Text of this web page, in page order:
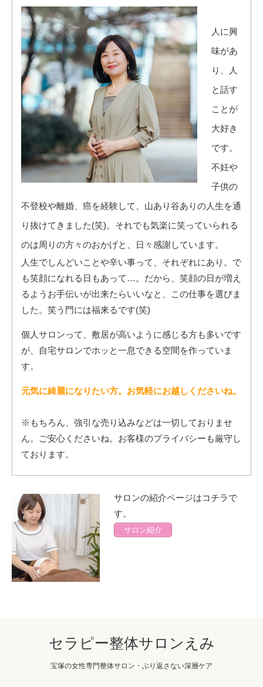
人に興
味があ
り、人
と話す
ことが
大好き
です。
不妊や
子供の
不登校や離婚、癌を経験して、山あり谷ありの人生を通
り抜けてきました(笑)。それでも気楽に笑っていられる
のは周りの方々のおかげと、日々感謝しています。
人生でしんどいことや辛い事って、それぞれにあり。で
も笑顔になれる日もあって…。だから、笑顔の日が増え
るようお手伝いが出来たらいいなと、この仕事を選びま
した。笑う門には福来るです(笑)
個人サロンって、敷居が高いように感じる方も多いです
が、自宅サロンでホッと一息できる空間を作っていま
す。
元気に綺麗になりたい方。お気軽にお越しくださいね。
※もちろん、強引な売り込みなどは一切しておりませ
ん。ご安心くださいね。お客様のプライバシーも厳守し
ております。
サロンの紹介ページはコチラで
す。
サロン紹介
セラピー整体サロンえみ
宝塚の女性専門整体サロン・ぶり返さない深層ケア